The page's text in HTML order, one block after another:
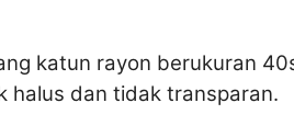
katun rayon berukuran
halus dan tidak transparan.